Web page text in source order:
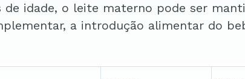
a introdução alimentar do